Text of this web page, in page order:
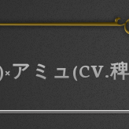
アミュ(CV.